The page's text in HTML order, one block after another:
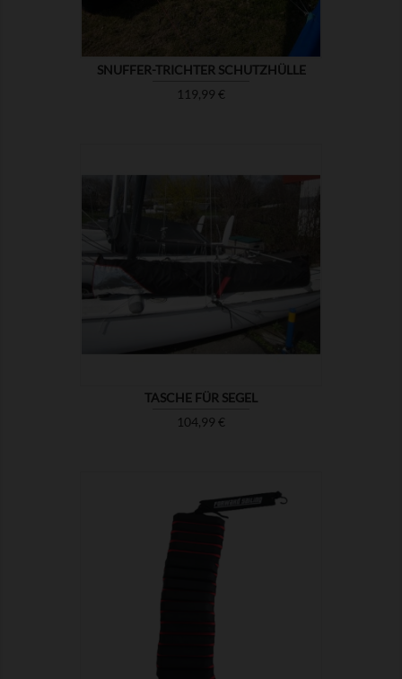
SNUFFER-TRICHTER SCHUTZHÜLLE
Preis
119,99 €
TASCHE FÜR SEGEL
Preis
104,99 €
ZEIGEN
